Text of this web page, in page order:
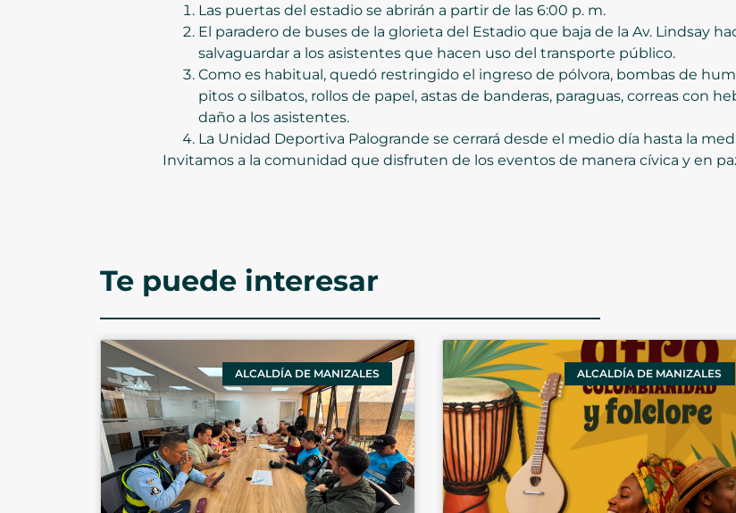
Las puertas del estadio se abrirán a partir de las 6:00 p. m.
El paradero de buses de la glorieta del Estadio que baja de la Av. Lindsay
salvaguardar a los asistentes que hacen uso del transporte público.
Como es habitual, quedó restringido el ingreso de pólvora, bombas de
pitos o silbatos, rollos de papel, astas de banderas, paraguas, correas con
daño a los asistentes.
La Unidad Deportiva Palogrande se cerrará desde el medio día hasta la
Invitamos a la comunidad que disfruten de los eventos de manera cívica y en
Te puede interesar
ALCALDÍA DE MANIZALES ALCALDÍA DE MANIZALES